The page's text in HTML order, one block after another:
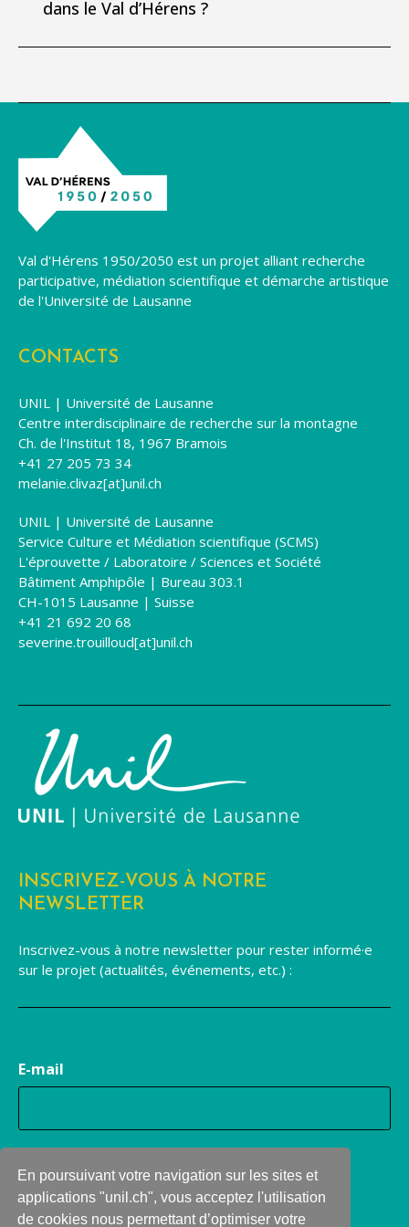
En poursuivant votre navigation sur les sites et
applications "unil.ch", vous acceptez l'utilisation
de cookies nous permettant d’optimiser votre
dans le Val d’Hérens ?
Val d'Hérens 1950/2050 est un projet alliant recherche
participative, médiation scientifique et démarche artistique
de l'Université de Lausanne
CONTACTS
UNIL | Université de Lausanne
Centre interdisciplinaire de recherche sur la montagne
Ch. de l'Institut 18, 1967 Bramois
+41 27 205 73 34
melanie.clivaz[at]unil.ch
UNIL | Université de Lausanne
Service Culture et Médiation scientifique (SCMS)
L'éprouvette / Laboratoire / Sciences et Société
Bâtiment Amphipôle | Bureau 303.1
CH-1015 Lausanne | Suisse
+41 21 692 20 68
severine.trouilloud[at]unil.ch
INSCRIVEZ-VOUS À NOTRE
NEWSLETTER
Inscrivez-vous à notre newsletter pour rester informé·e
sur le projet (actualités, événements, etc.) :
E-mail